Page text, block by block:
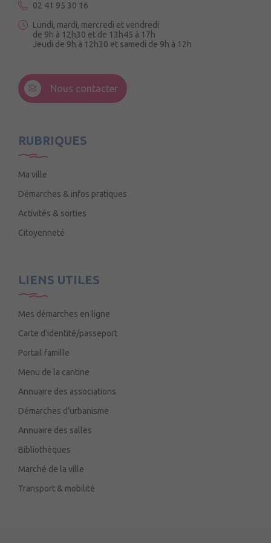
02 41 95 30 16
Lundi, mardi, mercredi et vendredi
de 9h à 12h30 et de 13h45 à 17h
Jeudi de 9h à 12h30 et samedi de 9h à 12h
49220 Andigné
Nous contacter
RUBRIQUES
Ma ville
Démarches & infos pratiques
Activités & sorties
Citoyenneté
LIENS UTILES
Mes démarches en ligne
Carte d’identité/passeport
Portail famille
Menu de la cantine
Annuaire des associations
Démarches d’urbanisme
Annuaire des salles
Bibliothèques
Marché de la ville
Transport & mobilité